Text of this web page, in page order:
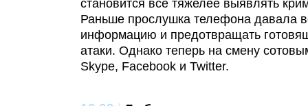
становится все тяжелее выявлять
Раньше прослушка телефона давала
информацию и предотвращать
атаки. Однако теперь на смену
Skype, Facebook и Twitter.